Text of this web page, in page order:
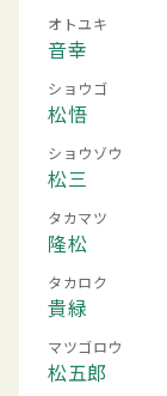
オトユキ
音幸
ショウゴ
松悟
ショウゾウ
松三
タカマツ
隆松
タカロク
貴緑
マツゴロウ
松五郎